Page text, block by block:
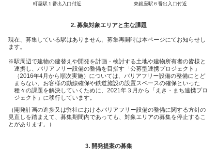
町屋駅１番出入口付近 東銀座駅６番出入口付近
2. 募集対象エリアと主な課題
現在、募集している駅はありません。募集再開時は本ページにてお知らせし
ます。
駅周辺で建物の建替えや開発を計画・検討する土地や建物所有者の皆様と
連携し、バリアフリー設備の整備を目指す「公募型連携プロジェクト」
（2016年4月から順次実施）については、バリアフリー設備の整備にとど
まらない、お客様の動線確保や鉄道施設の設置スペースの確保といった
種々の課題を解決していくために、2021年３月から「えき・まち連携プロ
ジェクト」に移行しています。
（開発計画の進捗又は弊社におけるバリアフリー設備の整備に関する方針の
見直しを踏まえて、募集期間内であっても、対象エリアの募集を停止するこ
とがあります。）
3. 開発提案の募集